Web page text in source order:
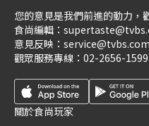
您的意見是我們前進的動力，
食尚編輯：
意見反映：
觀眾服務專線： 02-2656-1599
關於食尚玩家